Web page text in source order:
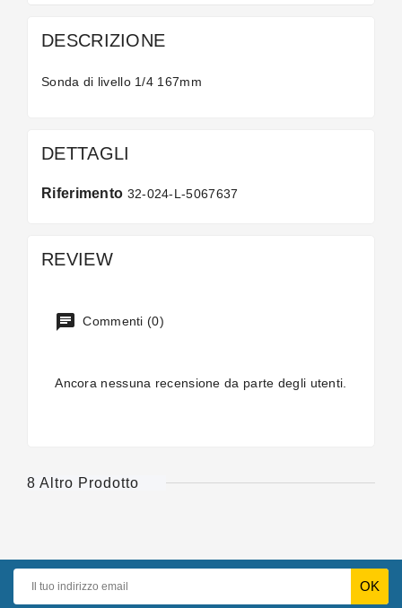
DESCRIZIONE
Sonda di livello 1/4 167mm
DETTAGLI
Riferimento 32-024-L-5067637
REVIEW
Commenti (0)
Ancora nessuna recensione da parte degli utenti.
8 Altro Prodotto